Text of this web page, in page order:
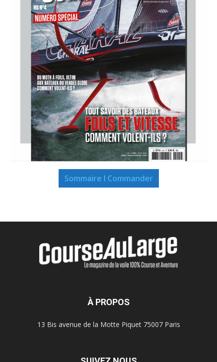
Sommaire I Commander
À PROPOS
13 Bis avenue de la Motte Piquet 75007 Paris